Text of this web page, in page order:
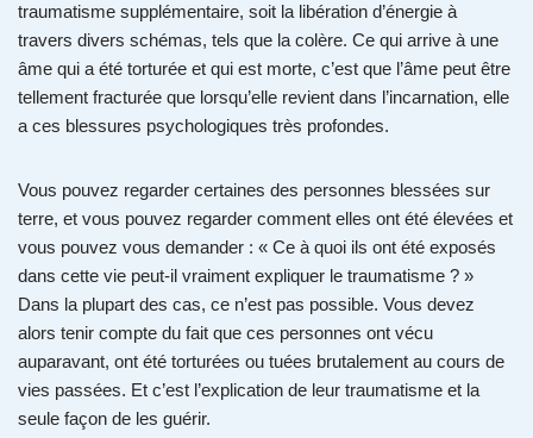
traumatisme supplémentaire, soit la libération d’énergie à
travers divers schémas, tels que la colère. Ce qui arrive à une
âme qui a été torturée et qui est morte, c’est que l’âme peut être
tellement fracturée que lorsqu’elle revient dans l’incarnation, elle
a ces blessures psychologiques très profondes.
Vous pouvez regarder certaines des personnes blessées sur
terre, et vous pouvez regarder comment elles ont été élevées et
vous pouvez vous demander : « Ce à quoi ils ont été exposés
dans cette vie peut-il vraiment expliquer le traumatisme ? »
Dans la plupart des cas, ce n’est pas possible. Vous devez
alors tenir compte du fait que ces personnes ont vécu
auparavant, ont été torturées ou tuées brutalement au cours de
vies passées. Et c’est l’explication de leur traumatisme et la
seule façon de les guérir.